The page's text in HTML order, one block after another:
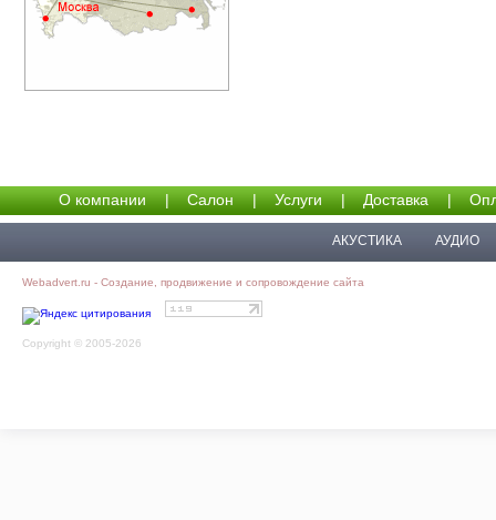
О компании | Салон | Услуги | Доставка |
АКУСТИКА АУДИО
Webadvert.ru - Создание, продвижение и сопровождение сайта
Copyright © 2005-2026